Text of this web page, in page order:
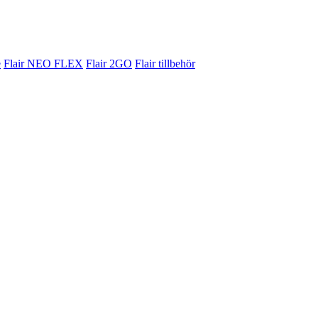
Flair NEO FLEX Flair 2GO Flair tillbehör